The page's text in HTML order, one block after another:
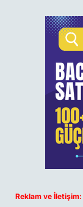
Reklam ve İletişim: